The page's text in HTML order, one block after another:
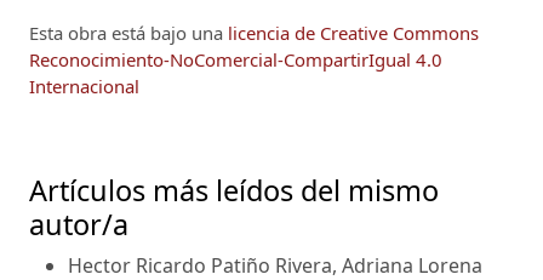
Esta obra está bajo una licencia de Creative Commons
Reconocimiento-NoComercial-CompartirIgual 4.0
Internacional
Artículos más leídos del mismo
autor/a
Hector Ricardo Patiño Rivera, Adriana Lorena